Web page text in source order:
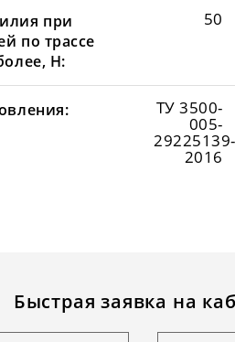
при
по трассе
Н:
50
ТУ 3500-
005-
29225139-
2016
Быстрая заявка на